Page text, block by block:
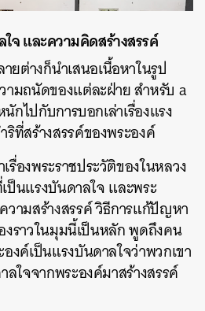
จ และความคิดสร้างสรรค์
ยต่างก็นำเสนอเนื้อหาในรูป
มถนัดของแต่ละฝ่าย สำหรับ a
กไปกับการบอกเล่าเรื่องแรง
ที่สร้างสรรค์ของพระองค์
เรื่องพระราชประวัติของในหลวง
เป็นแรงบันดาลใจ และพระ
วามสร้างสรรค์ วิธีการแก้ปัญหา
งราวในมุมนี้เป็นหลัก พูดถึงคน
งค์เป็นแรงบันดาลใจว่าพวกเขา
ใจจากพระองค์มาสร้างสรรค์